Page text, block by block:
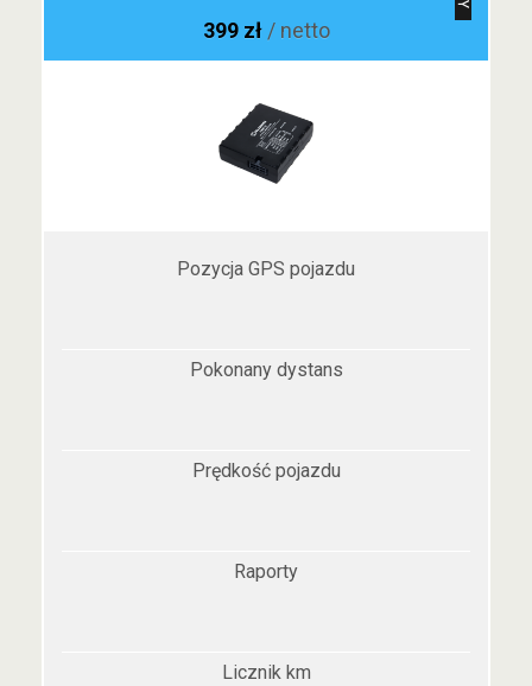
399 zł / netto
Pozycja GPS pojazdu
Pokonany dystans
Prędkość pojazdu
Raporty
Licznik km